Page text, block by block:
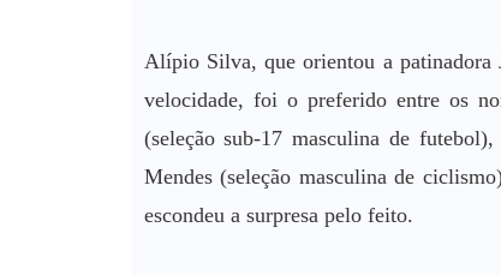
Alípio Silva, que orientou a patinadora
velocidade, foi o preferido entre os
(seleção sub-17 masculina de
Mendes (seleção masculina de
escondeu a surpresa pelo feito.